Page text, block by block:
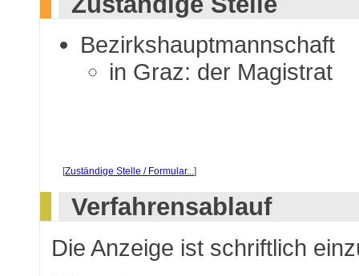
Bezirkshauptmannschaft
in Graz: der Magistrat
[Zuständige Stelle / Formular...]
Verfahrensablauf
Die Anzeige ist schriftlich